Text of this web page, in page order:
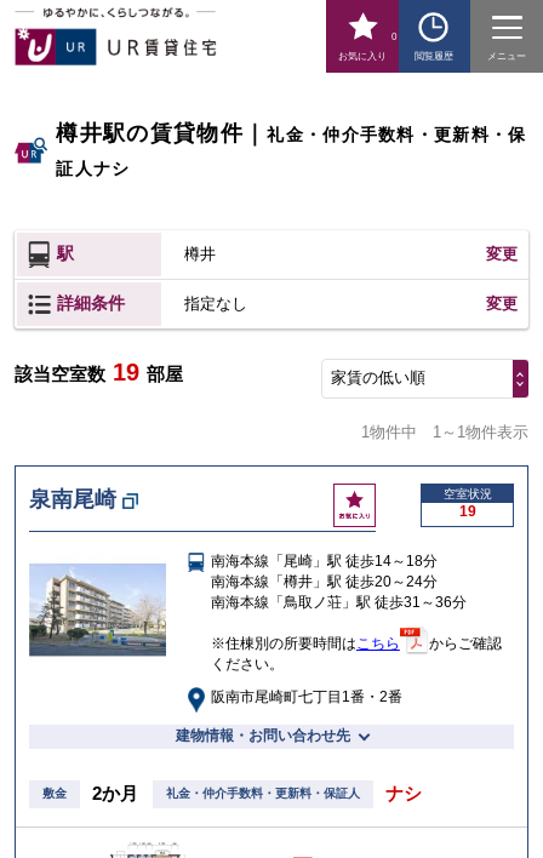
お気に入り
0
閲覧履歴
メニュー
樽井駅の賃貸物件｜礼金・仲介手数料・更新料・保
証人ナシ
駅 樽井 変更
詳細条件 指定なし 変更
該当空室数 19 部屋 家賃の低い順
1物件中 1～1物件表示
泉南尾崎
お
気
入
り
空室状況
19
南海本線「尾崎」駅 徒歩14～18分
南海本線「樽井」駅 徒歩20～24分
南海本線「鳥取ノ荘」駅 徒歩31～36分
※住棟別の所要時間はこちら
からご確認
ください。
阪南市尾崎町七丁目1番・2番
建物情報・お問い合わせ先
敷金 2か月 礼金・仲介手数料・更新料・保証人 ナシ